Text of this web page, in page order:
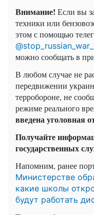
Внимание! Если вы
техники или
этом с помощью
можно сообщать в
В любом случае не
передвижении
терробороне, не
режиме реального
введена уголовная
Получайте
государственных
Напомним, ранее
Министерстве
какие школы
будут работать